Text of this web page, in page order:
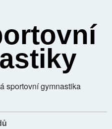
sportovní gymnastika